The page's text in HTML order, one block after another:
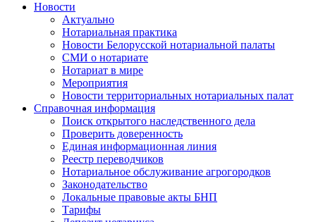
Новости
Актуально
Нотариальная практика
Новости Белорусской нотариальной палаты
СМИ о нотариате
Нотариат в мире
Мероприятия
Новости территориальных нотариальных палат
Справочная информация
Поиск открытого наследственного дела
Проверить доверенность
Единая информационная линия
Реестр переводчиков
Нотариальное обслуживание агрогородков
Законодательство
Локальные правовые акты БНП
Тарифы